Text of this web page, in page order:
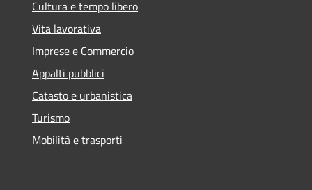
Cultura e tempo libero
Vita lavorativa
Imprese e Commercio
Appalti pubblici
Catasto e urbanistica
Turismo
Mobilità e trasporti